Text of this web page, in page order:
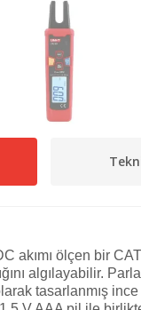
akımı ölçen bir
algılayabilir.
tasarlanmış